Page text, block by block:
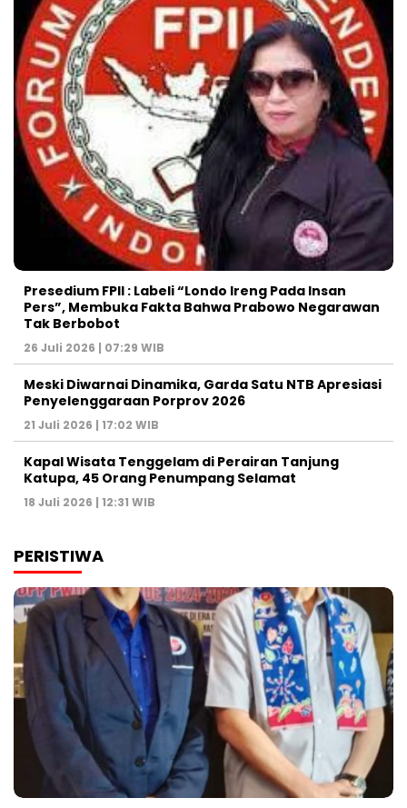
Presedium FPII : Labeli “Londo Ireng Pada Insan
Pers”, Membuka Fakta Bahwa Prabowo Negarawan
Tak Berbobot
26 Juli 2026 | 07:29 WIB
Meski Diwarnai Dinamika, Garda Satu NTB Apresiasi
Penyelenggaraan Porprov 2026 ‎
21 Juli 2026 | 17:02 WIB
Kapal Wisata Tenggelam di Perairan Tanjung
Katupa, 45 Orang Penumpang Selamat
18 Juli 2026 | 12:31 WIB
PERISTIWA